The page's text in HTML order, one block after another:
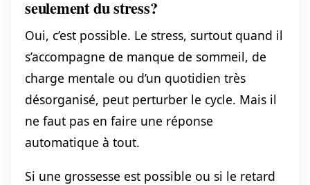
seulement du stress?
Oui, c’est possible. Le stress, surtout quand il
s’accompagne de manque de sommeil, de
charge mentale ou d’un quotidien très
désorganisé, peut perturber le cycle. Mais il
ne faut pas en faire une réponse
automatique à tout.
Si une grossesse est possible ou si le retard